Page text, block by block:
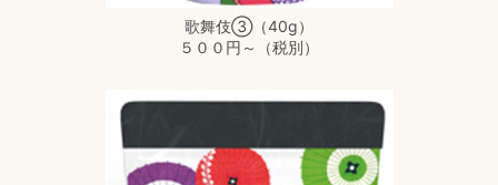
歌舞伎③（40g）
５００円～（税別）